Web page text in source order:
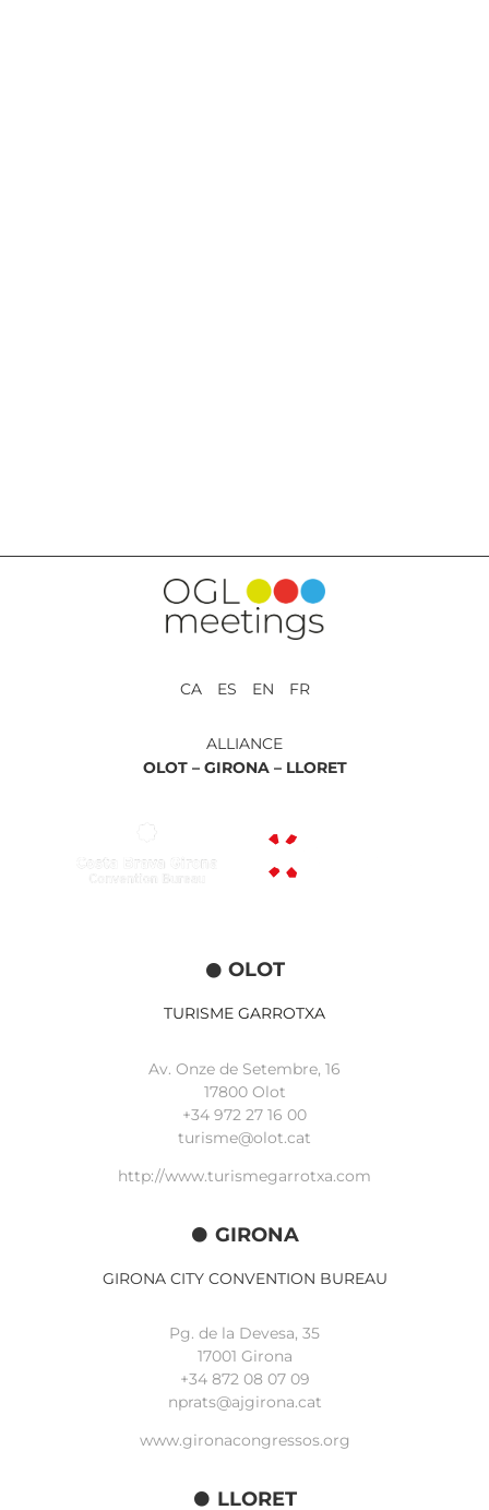
CA ES EN FR
ALLIANCE
OLOT – GIRONA – LLORET
OLOT
TURISME GARROTXA
Av. Onze de Setembre, 16
17800 Olot
+34 972 27 16 00
turisme@olot.cat
http://www.turismegarrotxa.com
GIRONA
GIRONA CITY CONVENTION BUREAU
Pg. de la Devesa, 35
17001 Girona
+34 872 08 07 09
nprats@ajgirona.cat
www.gironacongressos.org
LLORET